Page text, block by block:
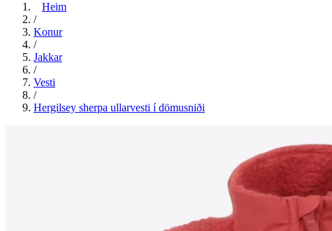
Heim
/
Konur
/
Jakkar
/
Vesti
/
Hergilsey sherpa ullarvesti í dömusniði